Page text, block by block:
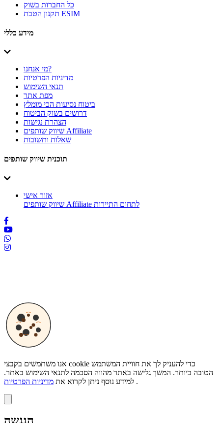
כל החברות בשוק
תקנון הטבת ESIM
מידע כללי
מי אנחנו?
מדיניות הפרטיות
תנאי השימוש
מפת אתר
ביטוח נסיעות הכי מומלץ
דרושים בשוק הביטוח
הצהרת נגישות
שיווק שותפים Affiliate
שאלות ותשובות
תוכנית שיווק שותפים
אזור אישי
שיווק שותפים Affiliate לתחום התיירות
אנו משתמשים בקבצי cookie כדי להעניק לך את חוויית המשתמש
הטובה ביותר. המשך גלישה באתר מהווה הסכמה לתנאי השימוש באתר.
למידע נוסף ניתן לקרוא את מדיניות הפרטיות .
הנגשה